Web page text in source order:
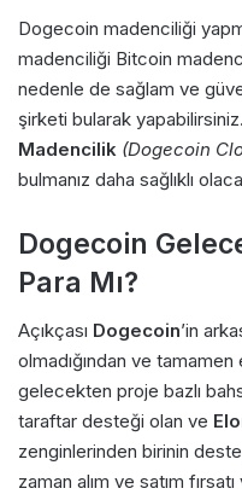
Dogecoin madenciliği
madenciliği Bitcoin
nedenle de sağlam ve
şirketi bularak
Madencilik (Dogecoin
bulmanız daha sağlıklı
Dogecoin
Para Mı?
Açıkçası Dogecoin’in
olmadığından ve tamamen
gelecekten proje bazlı
taraftar desteği olan ve
zenginlerinden birinin
zaman alım ve satım